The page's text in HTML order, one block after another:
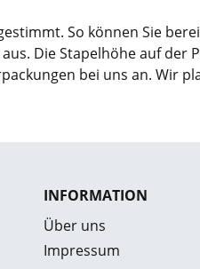
So können Sie
Die Stapelhöhe auf der
bei uns an. Wir
INFORMATION
Über uns
Impressum